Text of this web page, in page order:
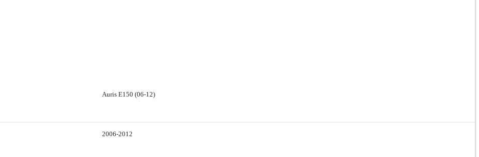
Auris E150 (06-12)
2006-2012